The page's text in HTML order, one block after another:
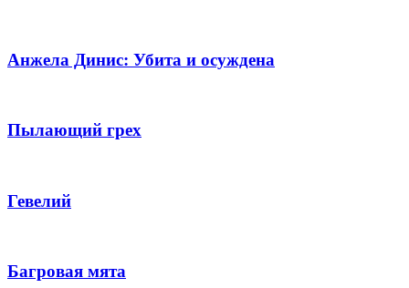
Анжела Динис: Убита и осуждена
Пылающий грех
Гевелий
Багровая мята